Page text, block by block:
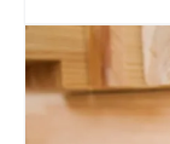
im na
pomiarowych
efektywność
konkurencyjnym